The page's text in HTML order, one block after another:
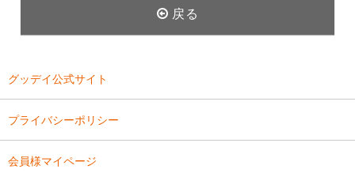
戻る
グッデイ公式サイト
プライバシーポリシー
会員様マイページ